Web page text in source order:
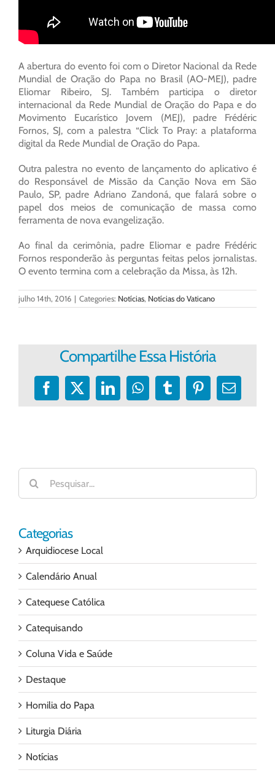
A abertura do evento foi com o Diretor Nacional da Rede
Mundial de Oração do Papa no Brasil (AO-MEJ), padre
Eliomar Ribeiro, SJ. Também participa o diretor
internacional da Rede Mundial de Oração do Papa e do
Movimento Eucarístico Jovem (MEJ), padre Frédéric
Fornos, SJ, com a palestra “Click To Pray: a plataforma
digital da Rede Mundial de Oração do Papa.
Outra palestra no evento de lançamento do aplicativo é
do Responsável de Missão da Canção Nova em São
Paulo, SP, padre Adriano Zandoná, que falará sobre o
papel dos meios de comunicação de massa como
ferramenta de nova evangelização.
Ao final da cerimônia, padre Eliomar e padre Frédéric
Fornos responderão às perguntas feitas pelos jornalistas.
O evento termina com a celebração da Missa, às 12h.
julho 14th, 2016 | Categories: Notícias, Notícias do Vaticano
Compartilhe Essa História
Facebook
X LinkedInWhatsApp
TumblrPinterest
E-
Buscar
resultados
para:
Categorias
Arquidiocese Local
Calendário Anual
Catequese Católica
Catequisando
Coluna Vida e Saúde
Destaque
Homilia do Papa
Liturgia Diária
Notícias